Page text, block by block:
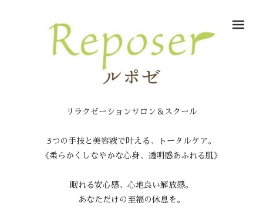
リラクゼーションサロン＆スクール
3つの手技と美容液で叶える、トータルケア。
《柔らかくしなやかな心身、透明感あふれる肌》
眠れる安心感、心地良い解放感。
あなただけの至福の休息を。